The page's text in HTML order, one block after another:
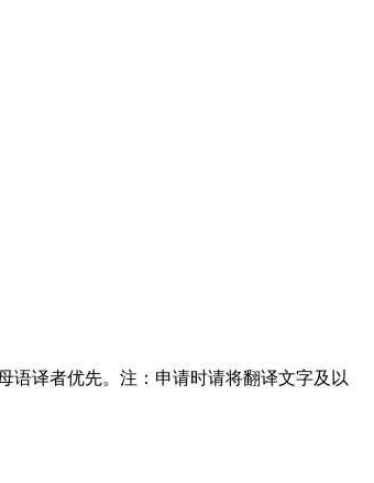
语译者优先。注：申请时请将翻译文字及以